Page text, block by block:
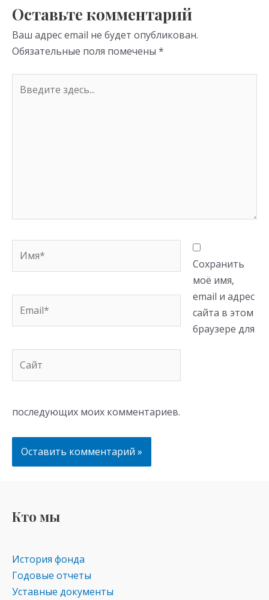
ni
ki
Оставьте комментарий
Ваш адрес email не будет опубликован.
Обязательные поля помечены *
здесь...
Сохранить
моё имя,
email и адрес
сайта в этом
браузере для
последующих моих комментариев.
Кто мы
История фонда
Годовые отчеты
Уставные документы